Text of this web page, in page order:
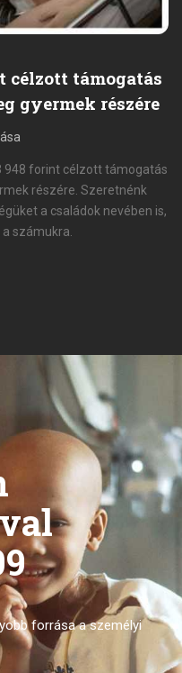
célzott támogatás
gyermek részére
948 forint célzott támogatás
részére. Szeretnénk
a családok nevében is,
számukra.
forrásaa személyi